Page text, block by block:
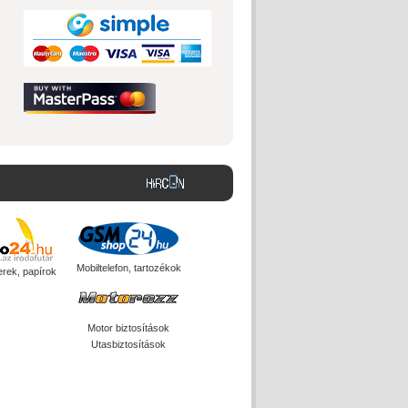
papírok Mobiltelefon, tartozékok
Motor biztosítások
Utasbiztosítások